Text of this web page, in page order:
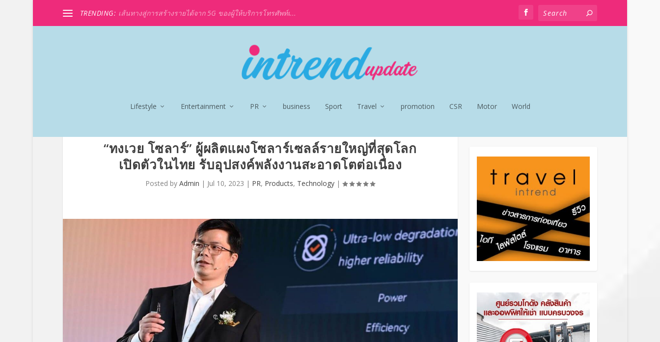
TRENDING: เส้นทางสู่การสร้างรายได้จาก 5G ของผู้ให้บริการโทรศัพท์เ...
Lifestyle Entertainment PR business Sport Travel promotion CSR Motor World
“ทงเวย โซลาร์” ผู้ผลิตแผงโซลาร์เซลล์รายใหญ่ที่สุดโลก
เปิดตัวในไทย รับอุปสงค์พลังงานสะอาดโตต่อเนื่อง
Posted byAdmin | Jul 10, 2023 | PR, Products, Technology |